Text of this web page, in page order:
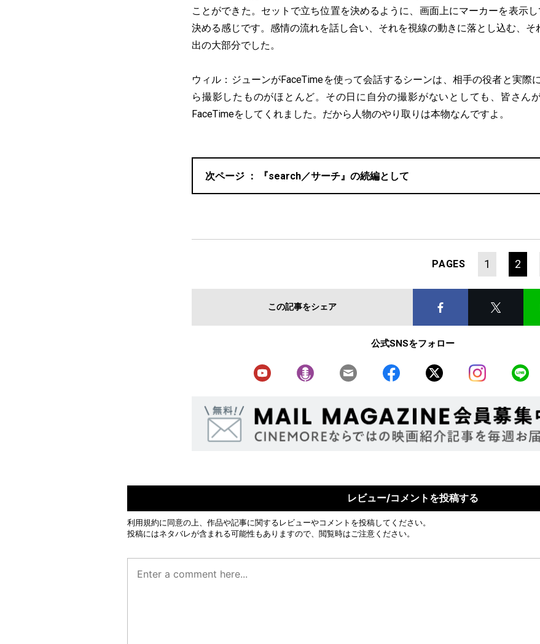
ことができた。セットで立ち位置を決めるように、画面上にマーカーを表示し
決める感じです。感情の流れを話し合い、それを視線の動きに落とし込む、そ
出の大部分でした。
ウィル：ジューンがFaceTimeを使って会話するシーンは、相手の役者と実際
ら撮影したものがほとんど。その日に自分の撮影がないとしても、皆さん
FaceTimeをしてくれました。だから人物のやり取りは本物なんですよ。
『search／サーチ』の続編として
PAGES 1 2
この記事をシェア
公式SNSをフォロー
レビュー/コメントを投稿する
利用規約に同意の上、作品や記事に関するレビューやコメントを投稿してください。
投稿にはネタバレが含まれる可能性もありますので、閲覧時はご注意ください。